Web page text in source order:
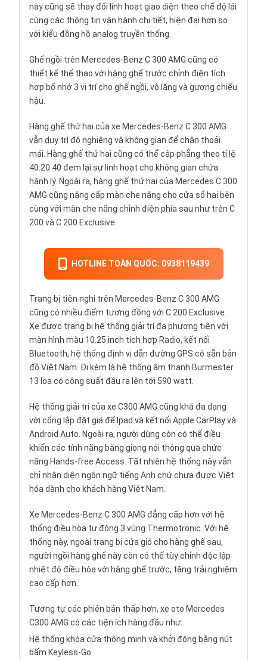
này cũng sẽ thay đổi linh hoạt giao diện theo chế độ lái
cùng các thông tin vận hành chi tiết, hiện đại hơn so
với kiểu đồng hồ analog truyền thống.
Ghế ngồi trên Mercedes-Benz C 300 AMG cũng có
thiết kế thể thao với hàng ghế trước chỉnh điện tích
hợp bố nhớ 3 vị trí cho ghế ngồi, vô lăng và gương chiếu
hậu.
Hàng ghế thứ hai của xe Mercedes-Benz C 300 AMG
vẫn duy trì độ nghiêng và không gian để chân thoải
mái. Hàng ghế thứ hai cũng có thể cập phẳng theo tỉ lệ
40:20:40 đem lại sự linh hoạt cho không gian chứa
hành lý. Ngoài ra, hàng ghế thứ hai của Mercedes C 300
AMG cũng nâng cấp màn che nắng cho cửa sổ hai bên
cùng với màn che nắng chỉnh điện phía sau như trên C
200 và C 200 Exclusive.
HOTLINE TOÀN QUỐC: 0938119439
Trang bị tiện nghi trên Mercedes-Benz C 300 AMG
cũng có nhiều điểm tương đồng với C 200 Exclusive.
Xe được trang bị hệ thống giải trí đa phương tiện với
màn hình màu 10.25 inch tích hợp Radio, kết nối
Bluetooth, hệ thống định vị dẫn đường GPS có sẵn bản
đồ Việt Nam. Đi kèm là hệ thống âm thanh Burmester
13 loa có công suất đầu ra lên tới 590 watt.
Hệ thống giải trí của xe C300 AMG cũng khá đa dạng
với cổng lắp đặt giá để Ipad và kết nối Apple CarPlay và
Android Auto. Ngoài ra, người dùng còn có thể điều
khiển các tính năng bằng giọng nói thông qua chức
năng Hands-free Access. Tất nhiên hệ thống này vẫn
chỉ nhận diện ngôn ngữ tiếng Anh chứ chưa được Việt
hóa dành cho khách hàng Việt Nam.
Xe Mercedes-Benz C 300 AMG đẳng cấp hơn với hệ
thống điều hòa tự động 3 vùng Thermotronic. Với hệ
thống này, ngoài trang bị cửa gió cho hàng ghế sau,
người ngồi hàng ghế này còn có thể tùy chỉnh độc lập
nhiệt độ điều hòa với hàng ghế trước, tăng trải nghiệm
cao cấp hơn.
Tương tự các phiên bản thấp hơn, xe oto Mercedes
C300 AMG có các tiện ích hàng đầu như:
Hệ thống khóa cửa thông minh và khởi động bằng nút
bấm Keyless-Go